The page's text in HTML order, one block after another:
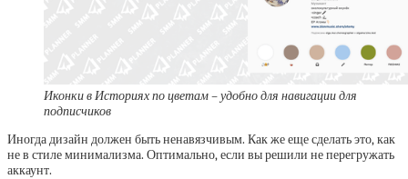
Иконки в Историях по цветам – удобно для навигации для
подписчиков
Иногда дизайн должен быть ненавязчивым. Как же еще сделать это, как
не в стиле минимализма. Оптимально, если вы решили не перегружать
аккаунт.